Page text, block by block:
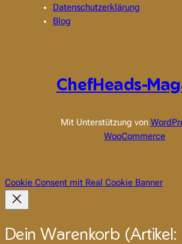
Datenschutzerklärung
Blog
ChefHeads-
Mit Unterstützung von
WooCommerce
Cookie Consent mit Real Cookie Banner
Dein Warenkorb